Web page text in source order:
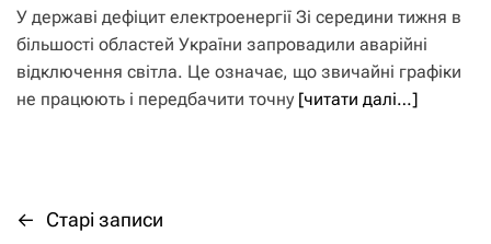
У державі дефіцит електроенергії Зі середини тижня в
більшості областей України запровадили аварійні
відключення світла. Це означає, що звичайні графіки
не працюють і передбачити точну [читати далі…]
Н
← Старі записи